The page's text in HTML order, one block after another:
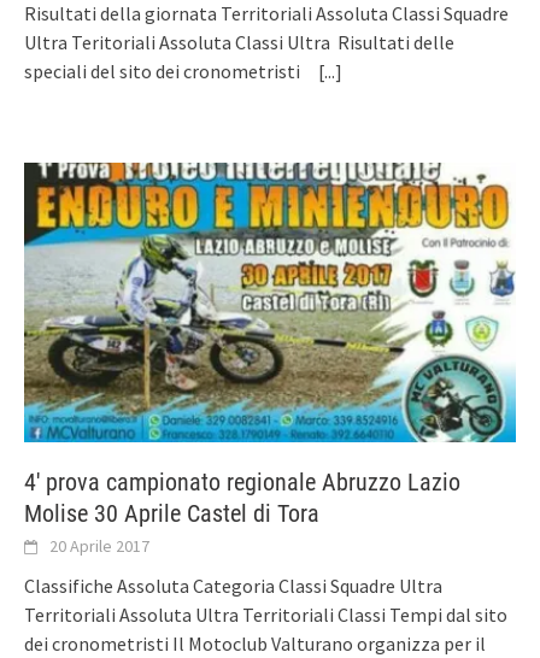
Risultati della giornata Territoriali Assoluta Classi Squadre
Ultra Teritoriali Assoluta Classi Ultra Risultati delle
speciali del sito dei cronometristi [...]
4′ prova campionato regionale Abruzzo Lazio
Molise 30 Aprile Castel di Tora
20 Aprile 2017
Classifiche Assoluta Categoria Classi Squadre Ultra
Territoriali Assoluta Ultra Territoriali Classi Tempi dal sito
dei cronometristi Il Motoclub Valturano organizza per il